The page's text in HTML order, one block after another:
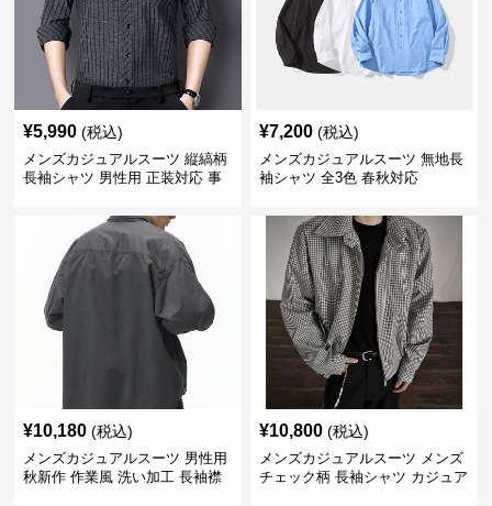
¥5,990 (税込)
メンズカジュアルスーツ 縦縞柄
長袖シャツ 男性用 正装対応 事
¥7,200 (税込)
メンズカジュアルスーツ 無地長
袖シャツ 全3色 春秋対応
¥10,180 (税込)
メンズカジュアルスーツ 男性用
秋新作 作業風 洗い加工 長袖襟
¥10,800 (税込)
メンズカジュアルスーツ メンズ
チェック柄 長袖シャツ カジュア